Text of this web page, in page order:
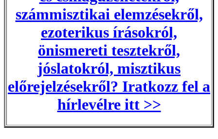
számmisztikai elemzésekről,
ezoterikus írásokról,
önismereti tesztekről,
jóslatokról, misztikus
előrejelzésekről? Iratkozz fel a
hírlevélre itt >>